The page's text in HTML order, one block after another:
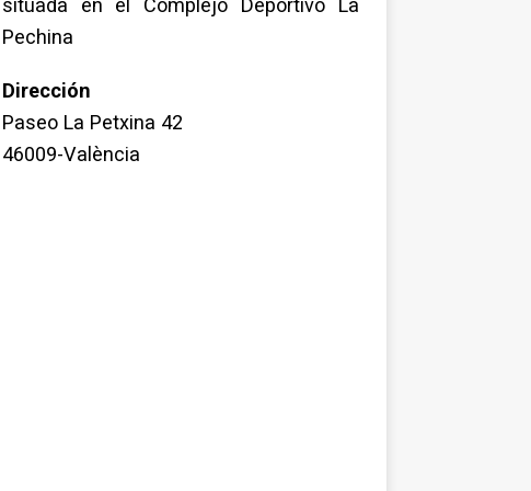
situada en el Complejo Deportivo La
Pechina
Dirección
Paseo La Petxina 42
46009-València